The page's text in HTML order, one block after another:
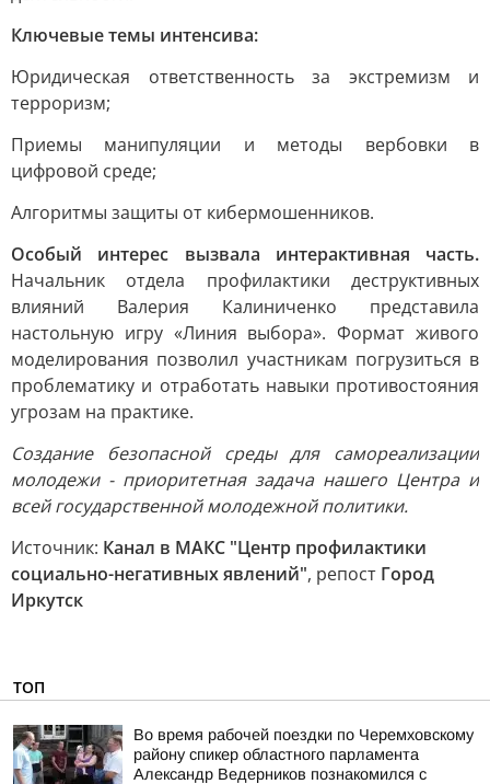
Ключевые темы интенсива:
Юридическая ответственность за экстремизм и
терроризм;
Приемы манипуляции и методы вербовки в
цифровой среде;
Алгоритмы защиты от кибермошенников.
Особый интерес вызвала интерактивная часть.
Начальник отдела профилактики деструктивных
влияний Валерия Калиниченко представила
настольную игру «Линия выбора». Формат живого
моделирования позволил участникам погрузиться в
проблематику и отработать навыки противостояния
угрозам на практике.
Создание безопасной среды для самореализации
молодежи - приоритетная задача нашего Центра и
всей государственной молодежной политики.
Источник: Канал в МАКС "Центр профилактики
социально-негативных явлений", репост Город
Иркутск
ТОП
Во время рабочей поездки по Черемховскому
району спикер областного парламента
Александр Ведерников познакомился с